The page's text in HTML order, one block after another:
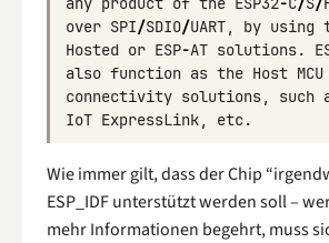
over SPI/SDIO/UART, by using
Hosted or ESP-AT solutions.
also function as the Host MCU
connectivity solutions, such
IoT ExpressLink, etc.
Wie immer gilt, dass der Chip
ESP_IDF unterstützt werden soll –
mehr Informationen begehrt, muss